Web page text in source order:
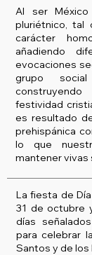
Al ser
pluriétnico, tal
carácter
añadiendo
evocaciones
grupo
festividad
es resultado
prehispánica
lo que
mantener vivas
La fiesta de
31 de octubre
días
para celebrar
Santos y de los